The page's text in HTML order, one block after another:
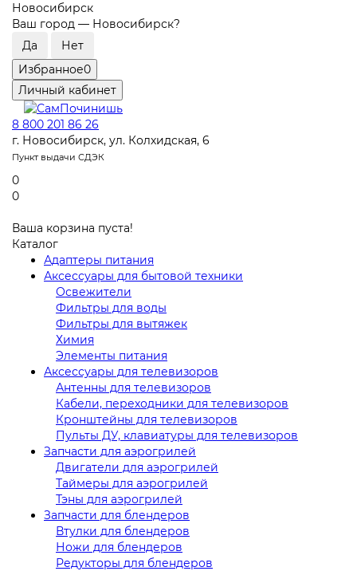
Новосибирск
Ваш город — Новосибирск?
Избранное0
Личный кабинет
8 800 201 86 26
г. Новосибирск, ул. Колхидская, 6
Пункт выдачи СДЭК
0
0
Ваша корзина пуста!
Каталог
Адаптеры питания
Аксессуары для бытовой техники
Освежители
Фильтры для воды
Фильтры для вытяжек
Химия
Элементы питания
Аксессуары для телевизоров
Антенны для телевизоров
Кабели, переходники для телевизоров
Кронштейны для телевизоров
Пульты ДУ, клавиатуры для телевизоров
Запчасти для аэрогрилей
Двигатели для аэрогрилей
Таймеры для аэрогрилей
Тэны для аэрогрилей
Запчасти для блендеров
Втулки для блендеров
Ножи для блендеров
Редукторы для блендеров